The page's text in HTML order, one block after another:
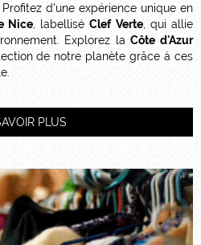
. Profitez d'une expérience unique en
Nice, labelliséClef Verte, qui allie
Explorez la Côte d'Azur
de notre planète grâce à ces
PLUS